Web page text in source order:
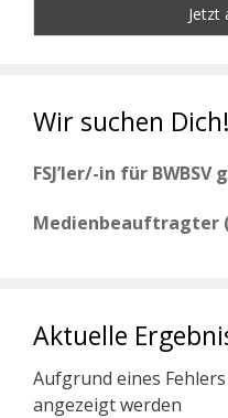
Wir suchen Dich!
FSJ’ler/-in für BWBSV
Medienbeauftragter
Aktuelle
Aufgrund eines
angezeigt werden